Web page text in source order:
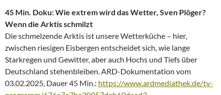
45 Min. Doku: Wie extrem wird das Wetter, Sven Plöger?
Wenn die Arktis schmilzt
Die schmelzende Arktis ist unsere Wetterküche – hier,
zwischen riesigen Eisbergen entscheidet sich, wie lange
Starkregen und Gewitter, aber auch Hochs und Tiefs über
Deutschland stehenbleiben. ARD-Dokumentation vom
03.02.2025, Dauer 45 Min.: https://www.ardmediathek.de/tv-